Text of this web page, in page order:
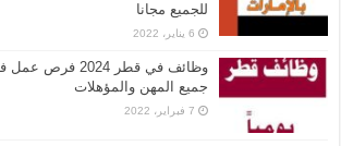
للجميع مجانا
6 يناير، 2022
جميع المهن والمؤهلات
7 فبراير، 2022